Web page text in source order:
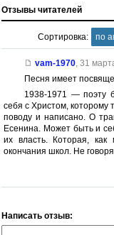
Отзывы читателей
Сортировка: по
vam-1970, 31
Песня имеет
1938-1971 — поэту
себя с Христом,
поводу и написано. О
Есенина. Может быть и
их власть. Которая, как
окончания школ. Не
Написать отзыв: